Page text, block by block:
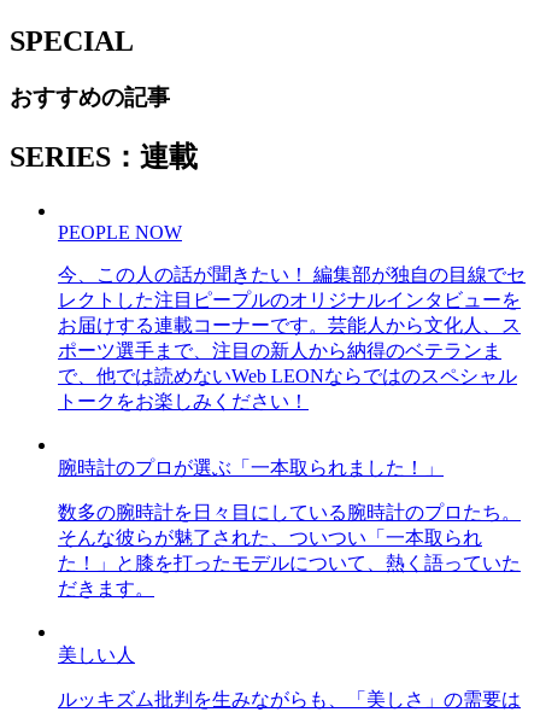
SPECIAL
おすすめの記事
SERIES：連載
PEOPLE NOW
今、この人の話が聞きたい！ 編集部が独自の目線でセ
レクトした注目ピープルのオリジナルインタビューを
お届けする連載コーナーです。芸能人から文化人、ス
ポーツ選手まで、注目の新人から納得のベテランま
で、他では読めないWeb LEONならではのスペシャル
トークをお楽しみください！
腕時計のプロが選ぶ「一本取られました！」
数多の腕時計を日々目にしている腕時計のプロたち。
そんな彼らが魅了された、ついつい「一本取られ
た！」と膝を打ったモデルについて、熱く語っていた
だきます。
美しい人
ルッキズム批判を生みながらも、「美しさ」の需要は